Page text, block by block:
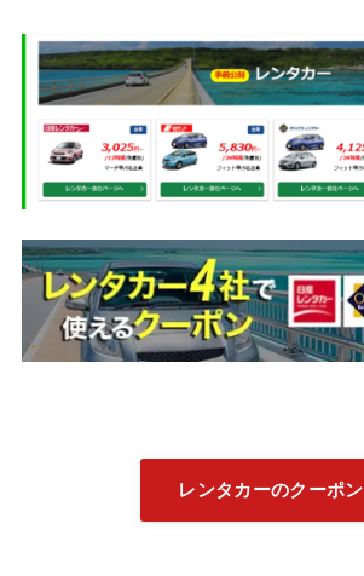
レンタカーのクーポン